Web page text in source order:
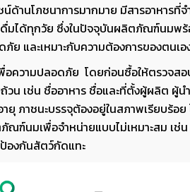
านโภชนาการมากมาย มีสารอาหารที่จ
มได้ทุกวัย ซึ่งในปัจจุบันผลิตภัณฑ์นมพร้
ภัย และเหมาะกับความต้องการของตนเ
อความปลอดภัย โดยก่อนซื้อให้ตรวจส
น เช่น ชื่ออาหาร ชื่อและที่ตั้งผู้ผลิต ผู้
ภาชนะบรรจุต้องอยู่ในสภาพเรียบร้อ
ณฑ์นมเพื่อจำหน่ายแบบไม่เหมาะสม
องกันสัตว์กัดแทะ